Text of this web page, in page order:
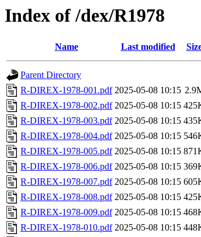
Index of /dex/R1978
Name Last modified
Parent Directory
R-DIREX-1978-001.pdf 2025-05-08 10:15
R-DIREX-1978-002.pdf 2025-05-08 10:15
R-DIREX-1978-003.pdf 2025-05-08 10:15
R-DIREX-1978-004.pdf 2025-05-08 10:15
R-DIREX-1978-005.pdf 2025-05-08 10:15
R-DIREX-1978-006.pdf 2025-05-08 10:15
R-DIREX-1978-007.pdf 2025-05-08 10:15
R-DIREX-1978-008.pdf 2025-05-08 10:15
R-DIREX-1978-009.pdf 2025-05-08 10:15
R-DIREX-1978-010.pdf 2025-05-08 10:15